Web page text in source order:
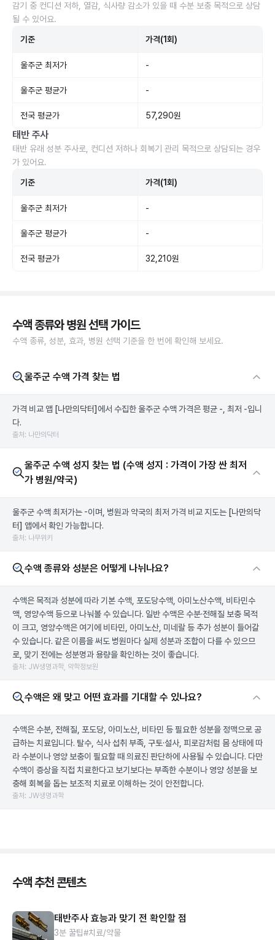
감기 중 컨디션 저하, 열감, 식사량 감소가 있을 때 수분 보충 목적으로 상담
될 수 있어요.
기준 가격(1회)
울주군 최저가 -
울주군 평균가 -
전국 평균가 57,290원
태반 주사
태반 유래 성분 주사로, 컨디션 저하나 회복기 관리 목적으로 상담되는 경우
가 있어요.
기준 가격(1회)
울주군 최저가 -
울주군 평균가 -
전국 평균가 32,210원
수액 종류와 병원 선택 가이드
수액 종류, 성분, 효과, 병원 선택 기준을 한 번에 확인해 보세요.
울주군 수액 가격 찾는 법
가격 비교 앱 [나만의닥터] 에서 수집한 울주군 수액 가격은 평균 -, 최저 -입니
다.
출처: 나만의닥터
울주군 수액 성지 찾는 법 (수액 성지 : 가격이 가장 싼 최저
가 병원/약국)
울주군 수액 최저가는 -이며, 병원과 약국의 최저 가격 비교 지도는 [나만의닥
터] 앱에서 확인 가능합니다.
출처: 나무위키
수액 종류와 성분은 어떻게 나뉘나요?
수액은 목적과 성분에 따라 기본 수액, 포도당수액, 아미노산수액, 비타민수
액, 영양수액 등으로 나눠볼 수 있습니다. 일반 수액은 수분·전해질 보충 목적
이 크고, 영양수액은 여기에 비타민, 아미노산, 미네랄 등 추가 성분이 들어갈
수 있습니다. 같은 이름을 써도 병원마다 실제 성분과 조합이 다를 수 있으므
로, 맞기 전에는 성분명과 용량을 확인하는 것이 좋습니다.
출처: JW생명과학, 약학정보원
수액은 왜 맞고 어떤 효과를 기대할 수 있나요?
수액은 수분, 전해질, 포도당, 아미노산, 비타민 등 필요한 성분을 정맥으로 공
급하는 치료입니다. 탈수, 식사 섭취 부족, 구토·설사, 피로감처럼 몸 상태에 따
라 수분이나 영양 보충이 필요할 때 의료진 판단하에 사용될 수 있습니다. 다만
수액이 증상을 직접 치료한다고 보기보다는 부족한 수분이나 영양 성분을 보
충해 회복을 돕는 보조적 치료로 이해하는 것이 안전합니다.
출처: JW생명과학
수액 추천 콘텐츠
태반주사 효능과 맞기 전 확인할 점
3분 꿀팁#치료/약물